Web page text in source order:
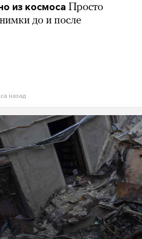
из космоса Просто
до и после
назад